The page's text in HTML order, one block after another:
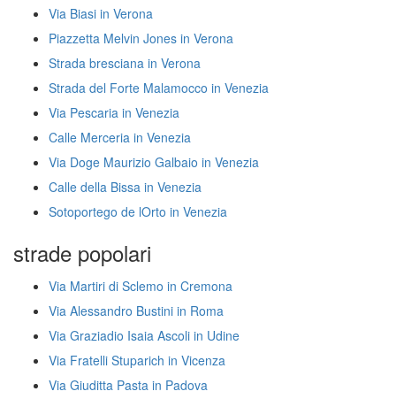
Via Biasi in Verona
Piazzetta Melvin Jones in Verona
Strada bresciana in Verona
Strada del Forte Malamocco in Venezia
Via Pescaria in Venezia
Calle Merceria in Venezia
Via Doge Maurizio Galbaio in Venezia
Calle della Bissa in Venezia
Sotoportego de lOrto in Venezia
strade popolari
Via Martiri di Sclemo in Cremona
Via Alessandro Bustini in Roma
Via Graziadio Isaia Ascoli in Udine
Via Fratelli Stuparich in Vicenza
Via Giuditta Pasta in Padova